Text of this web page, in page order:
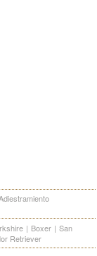
| Boxer | San
Retriever